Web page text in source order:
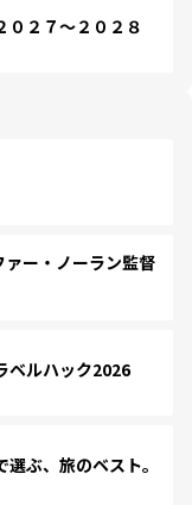
２７～２０２８
ー・ノーラン監督
ルハック2026
ぶ、旅のベスト。